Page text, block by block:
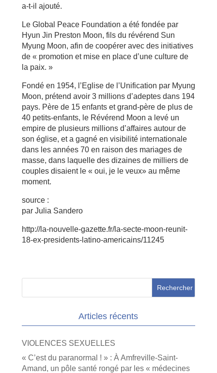
a-t-il ajouté.
Le Global Peace Foundation a été fondée par
Hyun Jin Preston Moon, fils du révérend Sun
Myung Moon, afin de coopérer avec des initiatives
de « promotion et mise en place d’une culture de
la paix. »
Fondé en 1954, l’Eglise de l’Unification par Myung
Moon, prétend avoir 3 millions d’adeptes dans 194
pays. Père de 15 enfants et grand-père de plus de
40 petits-enfants, le Révérend Moon a levé un
empire de plusieurs millions d’affaires autour de
son église, et a gagné en visibilité internationale
dans les années 70 en raison des mariages de
masse, dans laquelle des dizaines de milliers de
couples disaient le « oui, je le veux» au même
moment.
source :
par Julia Sandero
http://la-nouvelle-gazette.fr/la-secte-moon-reunit-
18-ex-presidents-latino-americains/11245
Articles récents
VIOLENCES SEXUELLES
« C’est du paranormal ! » : À Amfreville-Saint-
Amand, un pôle santé rongé par les « médecines